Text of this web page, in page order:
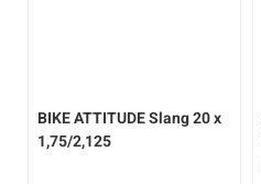
BIKE ATTITUDESlang 20 x
1,75/2,125